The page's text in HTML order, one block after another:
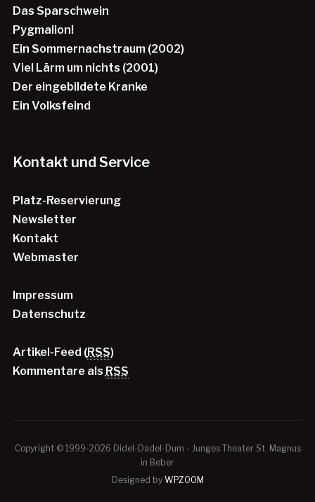
Das Sparschwein
Pygmalion!
Ein Sommernachstraum (2002)
Viel Lärm um nichts (2001)
Der eingebildete Kranke
Ein Volksfeind
Kontakt und Service
Platz-Reservierung
Newsletter
Kontakt
Webmaster
Impressum
Datenschutz
Artikel-Feed (RSS)
Kommentare als RSS
Copyright © 1999-2026 Didel-Dadel-Dum - Junges Theater St. Magnus
in Beber
Designed by WPZOOM